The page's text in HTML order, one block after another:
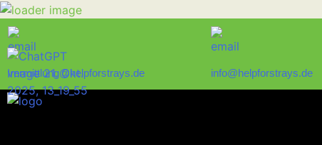
vermittlung@helpforstrays.de info@helpforstrays.de